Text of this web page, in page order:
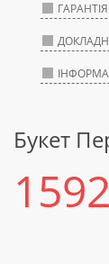
Букет